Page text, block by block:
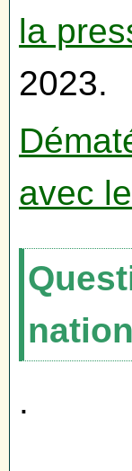
la
2023.
avec
.